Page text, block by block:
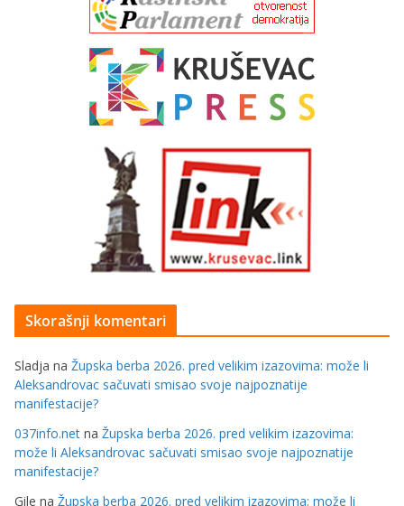
Skorašnji komentari
Sladja na Župska berba 2026. pred velikim izazovima: može li
Aleksandrovac sačuvati smisao svoje najpoznatije
manifestacije?
037info.net na Župska berba 2026. pred velikim izazovima:
može li Aleksandrovac sačuvati smisao svoje najpoznatije
manifestacije?
Gile na Župska berba 2026. pred velikim izazovima: može li